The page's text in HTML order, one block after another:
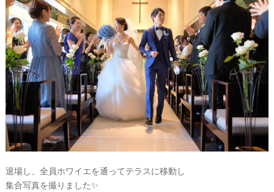
退場し、全員ホワイエを通ってテラスに移動し
集合写真を撮りました✨